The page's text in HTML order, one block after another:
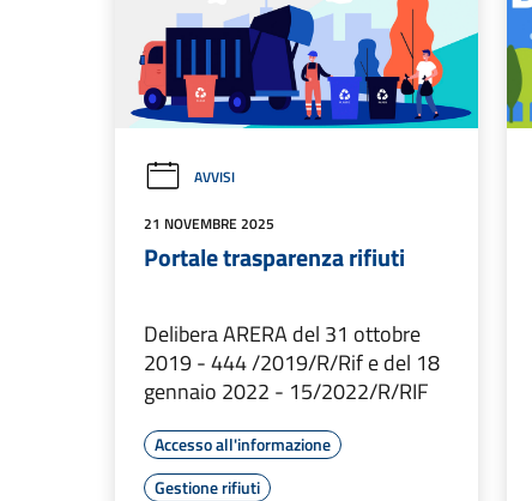
AVVISI
21 NOVEMBRE 2025
Portale trasparenza rifiuti
Delibera ARERA del 31 ottobre
2019 - 444 /2019/R/Rif e del 18
gennaio 2022 - 15/2022/R/RIF
Accesso all'informazione
Gestione rifiuti